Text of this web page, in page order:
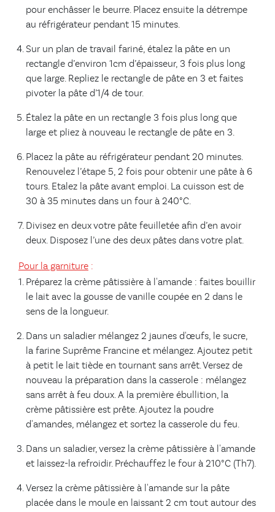
pour enchâsser le beurre. Placez ensuite la détrempe
au réfrigérateur pendant 15 minutes.
Sur un plan de travail fariné, étalez la pâte en un
rectangle d’environ 1cm d’épaisseur, 3 fois plus long
que large. Repliez le rectangle de pâte en 3 et faites
pivoter la pâte d’1/4 de tour.
Étalez la pâte en un rectangle 3 fois plus long que
large et pliez à nouveau le rectangle de pâte en 3.
Placez la pâte au réfrigérateur pendant 20 minutes.
Renouvelez l’étape 5, 2 fois pour obtenir une pâte à 6
tours. Etalez la pâte avant emploi. La cuisson est de
30 à 35 minutes dans un four à 240°C.
Divisez en deux votre pâte feuilletée afin d’en avoir
deux. Disposez l’une des deux pâtes dans votre plat.
Pour la garniture :
Préparez la crème pâtissière à l'amande : faites bouillir
le lait avec la gousse de vanille coupée en 2 dans le
sens de la longueur.
Dans un saladier mélangez 2 jaunes d'œufs, le sucre,
la farine Suprême Francine et mélangez. Ajoutez petit
à petit le lait tiède en tournant sans arrêt. Versez de
nouveau la préparation dans la casserole : mélangez
sans arrêt à feu doux. A la première ébullition, la
crème pâtissière est prête. Ajoutez la poudre
d'amandes, mélangez et sortez la casserole du feu.
Dans un saladier, versez la crème pâtissière à l'amande
et laissez-la refroidir. Préchauffez le four à 210°C (Th7).
Versez la crème pâtissière à l'amande sur la pâte
placée dans le moule en laissant 2 cm tout autour des